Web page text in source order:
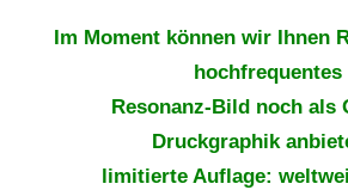
Im Moment können wir Ihnen
hochfrequentes
Resonanz-Bild noch als
Druckgraphik
limitierte Auflage: